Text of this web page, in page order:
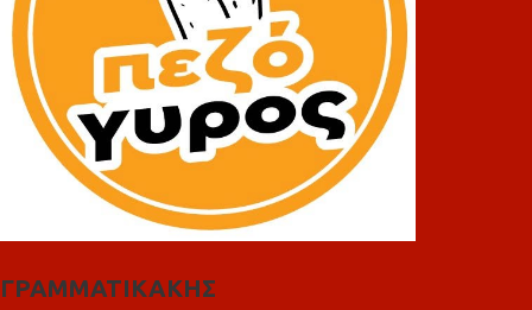
ΓΡΑΜΜΑΤΙΚΑΚΗΣ